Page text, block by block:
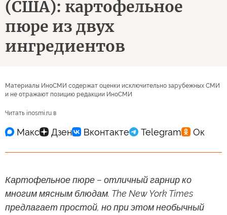
(США): картофельное
пюре из двух
ингредиентов
Материалы ИноСМИ содержат оценки исключительно зарубежных СМИ
и не отражают позицию редакции ИноСМИ
Читать inosmi.ru в
Картофельное пюре – отличный гарнир ко
многим мясным блюдам. The New York Times
предлагает простой, но при этом необычный